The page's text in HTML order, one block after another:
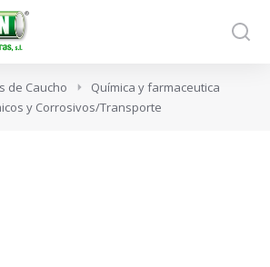
de Caucho
Química y farmaceutica
y Corrosivos/Transporte